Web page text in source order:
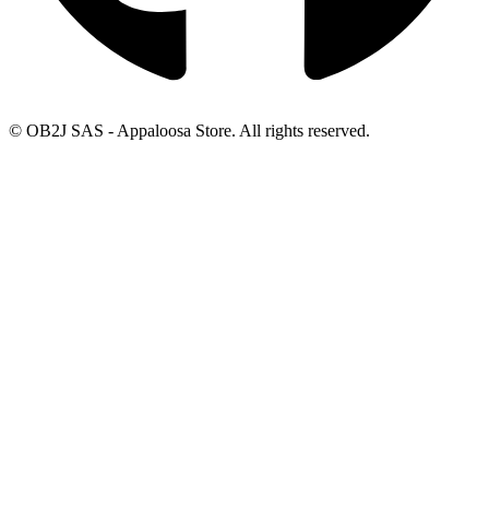
© OB2J SAS - Appaloosa Store. All rights reserved.